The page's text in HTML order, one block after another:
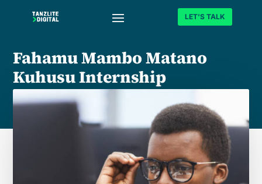
LET'S TALK
Fahamu Mambo Matano
Kuhusu Internship